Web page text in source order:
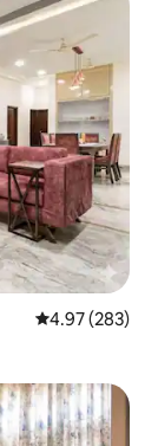
औसत रेटिंग 5 में से
4.97 (283)